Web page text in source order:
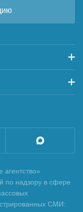
по надзору в сфере
СМИ: